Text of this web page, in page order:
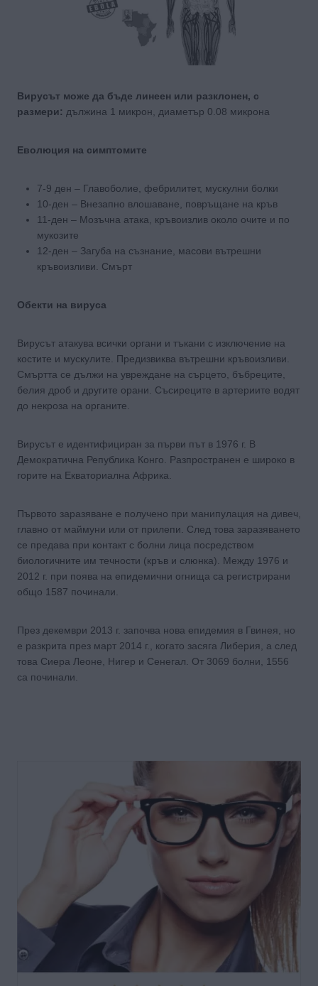
Вирусът може да бъде линеен или разклонен, с
размери: дължина 1 микрон, диаметър 0.08 микрона
Eволюция на симптомите
7-9 ден – Главоболие, фебрилитет, мускулни болки
10-ден – Внезапно влошаване, повръщане на кръв
11-ден – Мозъчна атака, кръвоизлив около очите и по
мукозите
12-ден – Загуба на съзнание, масови вътрешни
кръвоизливи. Смърт
Обекти на вируса
Вирусът атакува всички органи и тъкани с изключение на
костите и мускулите. Предизвиква вътрешни кръвоизливи.
Смъртта се дължи на увреждане на сърцето, бъбреците,
белия дроб и другите орани. Съсиреците в артериите водят
до некроза на органите.
Вирусът е идентифициран за първи път в 1976 г. В
Демократична Република Конго. Разпространен е широко в
горите на Екваториална Африка.
Първото заразяване е получено при манипулация на дивеч,
главно от маймуни или от прилепи. След това заразяването
се предава при контакт с болни лица посредством
биологичните им течности (кръв и слюнка). Между 1976 и
2012 г. при поява на епидемични огнища са регистрирани
общо 1587 починали.
През декември 2013 г. започва нова епидемия в Гвинея, но
е разкрита през март 2014 г., когато засяга Либерия, а след
това Сиера Леоне, Нигер и Сенегал. От 3069 болни, 1556
са починали.